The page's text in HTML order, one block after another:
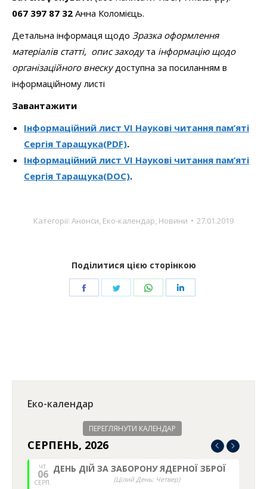
067 397 87 32 Анна Коломієць.
Детальна інформаця щодо Зразка оформлення
матеріалів статті, опис заходута інформацію щодо
організаційного внескудоступна за посиланням в
інформаційному листі
Завантажити
Інформаційний лист VІ Наукові читання пам’яті
Сергія Таращука(PDF).
Інформаційний лист VІ Наукові читання пам’яті
Сергія Таращука(DOC).
Категорії: Анонси Еко-календар Новини 27.01.2019
Поділитися цією сторінкою
Share
Share
Share
Еко-календар
ПЕРЕГЛЯНУТИ КАЛЕНДАР
СЕРПЕНЬ, 2026
ЧТ.
06
СЕРП.
ДЕНЬ ДІЙ ЗА ЗАБОРОНУ ЯДЕРНОЇ ЗБРОЇ
(Цілий День: Четвер)